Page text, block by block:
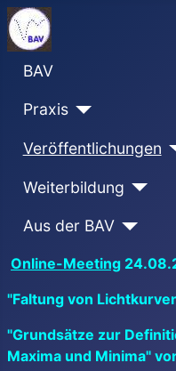
BAV
Praxis
Veröffentlichungen
Weiterbildung
Aus der BAV
Online-Meeting
"Faltung von
"Grundsätze zur
Maxima und Minima"